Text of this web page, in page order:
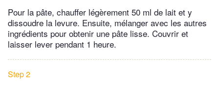
Pour la pâte, chauffer légèrement 50 ml de lait et y
dissoudre la levure. Ensuite, mélanger avec les autres
ingrédients pour obtenir une pâte lisse. Couvrir et
laisser lever pendant 1 heure.
Step 2